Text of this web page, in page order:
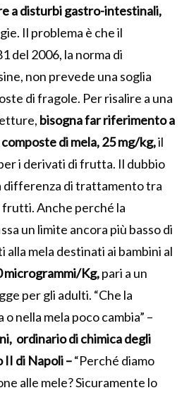
a disturbi gastro-intestinali,
Il problema è che il
del 2006, la norma di
non prevede una soglia
di fragole. Per risalire a una
bisogna far riferimento a
di mela,25 mg/kg,il
i derivati di frutta. Il dubbio
differenza di trattamento tra
Anche perché la
un limite ancora più basso di
mela destinati ai bambini al
microgrammi/Kg,pari a un
per gli adulti. “Che la
nella mela poco cambia” –
ordinario di chimica degli
II di Napoli –“Perché diamo
alle mele? Sicuramente lo